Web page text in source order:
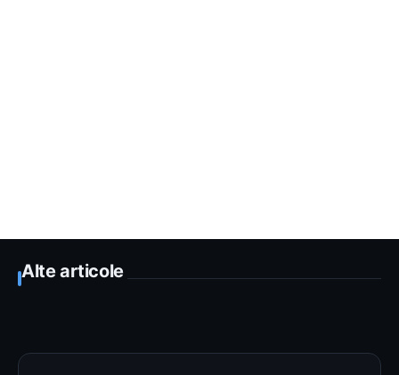
Alte articole